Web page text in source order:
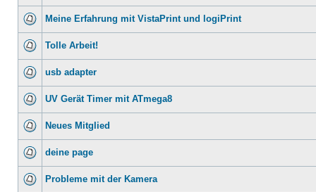
Meine Erfahrung mit VistaPrint und logiPrint
Tolle Arbeit!
usb adapter
UV Gerät Timer mit ATmega8
Neues Mitglied
deine page
Probleme mit der Kamera